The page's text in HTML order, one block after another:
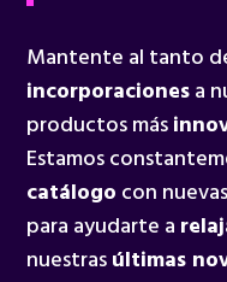
Mantente al tanto
incorporacionesa
productos más
Estamos
catálogo con
para ayudarte a
nuestrasúltimas